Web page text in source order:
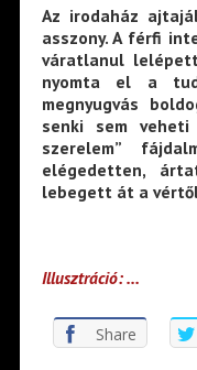
Az irodaház
asszony. A férfi
váratlanul
nyomta el a
megnyugvás
senki sem
szerelem”
elégedetten,
lebegett át a
Illusztráció: …
Share